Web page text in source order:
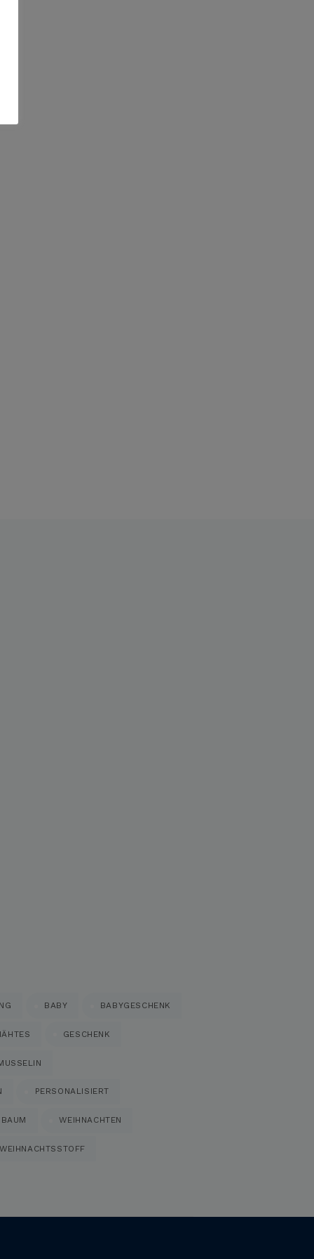
BABY BABYGESCHENK
GESCHENK
PERSONALISIERT
WEIHNACHTEN
WEIHNACHTSSTOFF